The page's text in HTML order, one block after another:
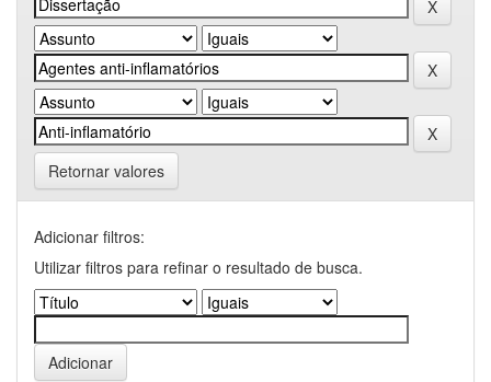
Retornar valores
Adicionar filtros:
Utilizar filtros para refinar o resultado de busca.